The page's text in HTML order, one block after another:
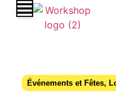
Événements et Fêtes,